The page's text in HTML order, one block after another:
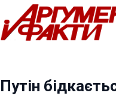
Перейти
до
вмісту
Путін